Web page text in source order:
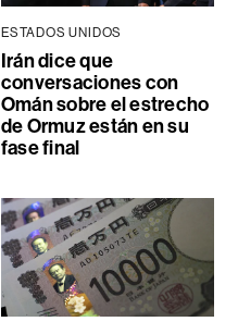
ESTADOS UNIDOS
Irán dice que
conversaciones con
Omán sobre el estrecho
de Ormuz están en su
fase final